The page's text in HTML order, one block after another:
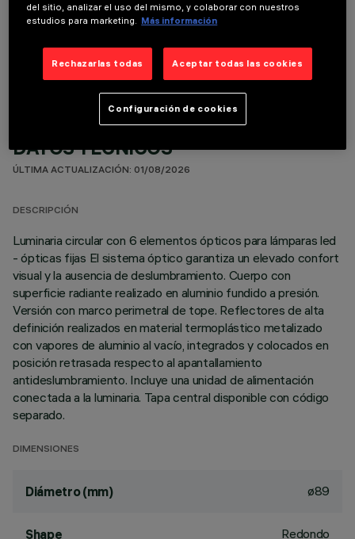
COMPONENTES OPCIONALES
DATOS TÉCNICOS
ÚLTIMA ACTUALIZACIÓN: 01/08/2026
DESCRIPCIÓN
Luminaria circular con 6 elementos ópticos para lámparas led
- ópticas fijas El sistema óptico garantiza un elevado confort
visual y la ausencia de deslumbramiento. Cuerpo con
superficie radiante realizado en aluminio fundido a presión.
Versión con marco perimetral de tope. Reflectores de alta
definición realizados en material termoplástico metalizado
con vapores de aluminio al vacío, integrados y colocados en
posición retrasada respecto al apantallamiento
antideslumbramiento. Incluye una unidad de alimentación
conectada a la luminaria. Tapa central disponible con código
separado.
DIMENSIONES
Diámetro (mm) ø89
Shape Redondo
del sitio, analizar el uso del mismo, y colaborar con nuestros
estudios para marketing. Más información
Rechazarlas todas Aceptar todas las cookies
Configuración de cookies